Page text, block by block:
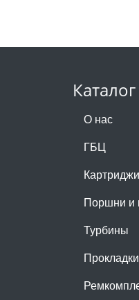
О нас
ГБЦ
Поршни и
Турбины
Прокладки